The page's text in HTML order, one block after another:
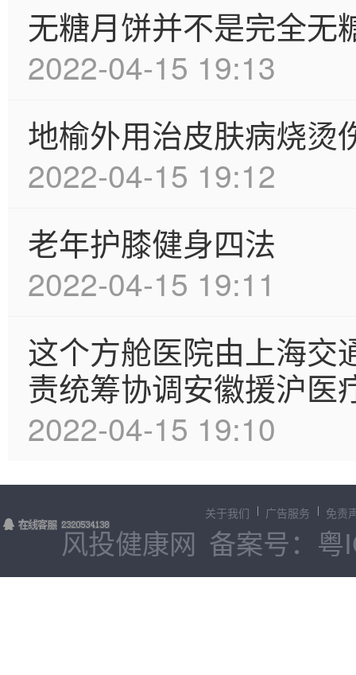
无糖月饼并不是完全无
2022-04-15 19:13
地榆外用治皮肤病烧烫
2022-04-15 19:12
老年护膝健身四法
2022-04-15 19:11
这个方舱医院由上海交
责统筹协调安徽援沪医
2022-04-15 19:10
关于我们 广告服务 免责
风投健康网 备案号：粤